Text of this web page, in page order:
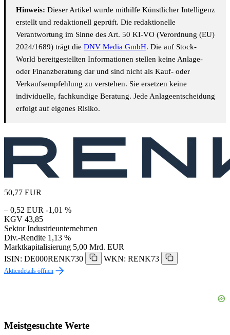
Hinweis: Dieser Artikel wurde mithilfe Künstlicher Intelligenz
erstellt und redaktionell geprüft. Die redaktionelle
Verantwortung im Sinne des Art. 50 KI-VO (Verordnung (EU)
2024/1689) trägt die DNV Media GmbH. Die auf Stock-
World bereitgestellten Informationen stellen keine Anlage-
oder Finanzberatung dar und sind nicht als Kauf- oder
Verkaufsempfehlung zu verstehen. Sie ersetzen keine
individuelle, fachkundige Beratung. Jede Anlageentscheidung
erfolgt auf eigenes Risiko.
50,77 EUR
– 0,52 EUR -1,01 %
KGV 43,85
Sektor Industrieunternehmen
Div.-Rendite 1,13 %
Marktkapitalisierung 5,00 Mrd. EUR
ISIN: DE000RENK730
WKN: RENK73
Aktiendetails öffnen
Meistgesuchte Werte